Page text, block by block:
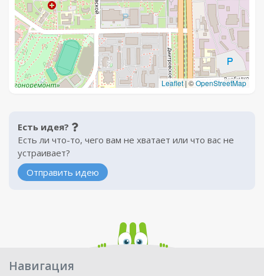
Leaflet | ©OpenStreetMap
Есть идея?
Есть ли что-то, чего вам не хватает или что вас не
устраивает?
Отправить идею
Навигация